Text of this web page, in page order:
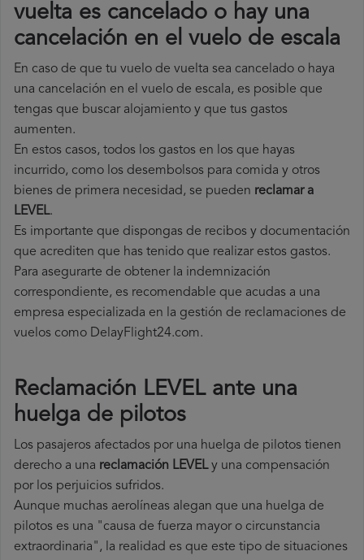
vuelta es cancelado o hay una
cancelación en el vuelo de escala
En caso de que tu vuelo de vuelta sea cancelado o haya
una cancelación en el vuelo de escala, es posible que
tengas que buscar alojamiento y que tus gastos
aumenten.
En estos casos, todos los gastos en los que hayas
incurrido, como los desembolsos para comida y otros
bienes de primera necesidad, se pueden reclamar a
LEVEL.
Es importante que dispongas de recibos y documentación
que acrediten que has tenido que realizar estos gastos.
Para asegurarte de obtener la indemnización
correspondiente, es recomendable que acudas a una
empresa especializada en la gestión de reclamaciones de
vuelos como DelayFlight24.com.
Reclamación LEVEL ante una
huelga de pilotos
Los pasajeros afectados por una huelga de pilotos tienen
derecho a una reclamación LEVELy una compensación
por los perjuicios sufridos.
Aunque muchas aerolíneas alegan que una huelga de
pilotos es una "causa de fuerza mayor o circunstancia
extraordinaria", la realidad es que este tipo de situaciones